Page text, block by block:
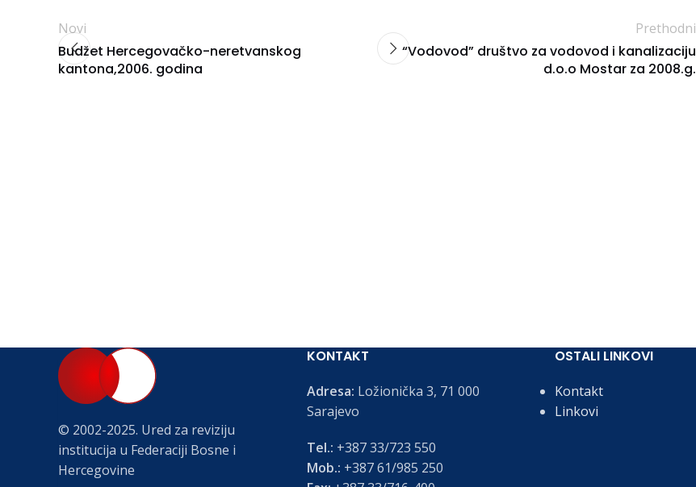
Novi
Budžet Hercegovačko-neretvanskog
kantona,2006. godina
Prethodni
“Vodovod” društvo za vodovod i kanalizaciju
d.o.o Mostar za 2008.g.
© 2002-2025. Ured za reviziju
institucija u Federaciji Bosne i
Hercegovine
KONTAKT
Adresa: Ložionička 3, 71 000
Sarajevo
Tel.: +387 33/723 550
Mob.: +387 61/985 250
OSTALI LINKOVI
Kontakt
Linkovi